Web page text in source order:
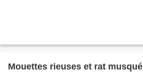
Mouettes rieuses et rat musqué